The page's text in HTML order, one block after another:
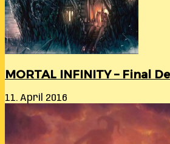
MORTAL INFINITY – Final
11. April 2016